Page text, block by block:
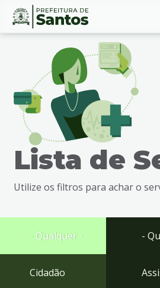
Ir
busca
Ir
rodapé
Conteúdo
Lista de
Utilize os filtros para achar o
- Qualquer -
Cidadão
-